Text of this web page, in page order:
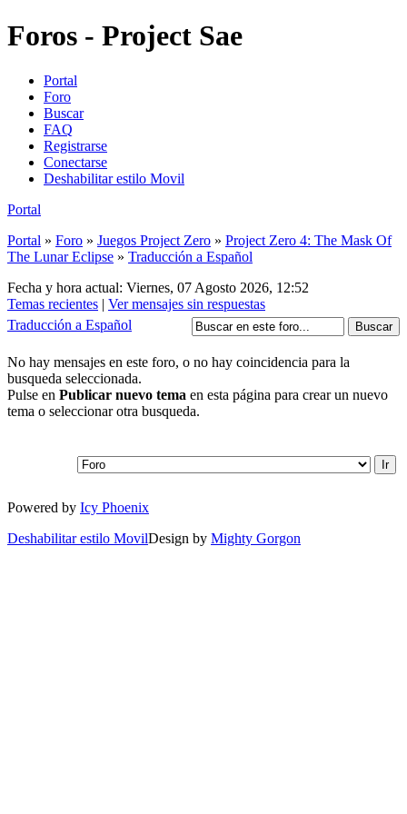
Foros - Project Sae
Portal
Foro
Buscar
FAQ
Registrarse
Conectarse
Deshabilitar estilo Movil
Portal
Portal » Foro » Juegos Project Zero » Project Zero 4: The Mask Of
The Lunar Eclipse » Traducción a Español
Fecha y hora actual: Viernes, 07 Agosto 2026, 12:52
Temas recientes | Ver mensajes sin respuestas
Traducción a Español
No hay mensajes en este foro, o no hay coincidencia para la
busqueda seleccionada.
Pulse en Publicar nuevo tema en esta página para crear un nuevo
tema o seleccionar otra busqueda.
Powered by Icy Phoenix
Deshabilitar estilo MovilDesign by Mighty Gorgon